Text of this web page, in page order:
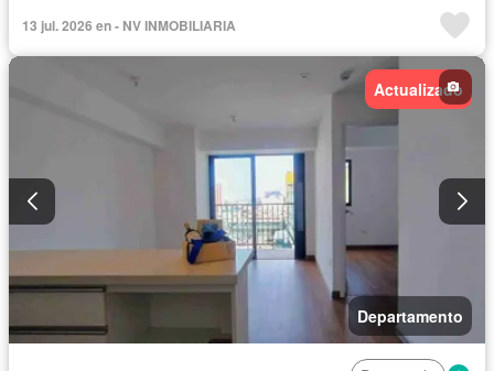
Cuarto de servicio
Cochera
Vigilante Seguridad
13 jul. 2026 en - NV INMOBILIARIA
Actualizado
Departamento